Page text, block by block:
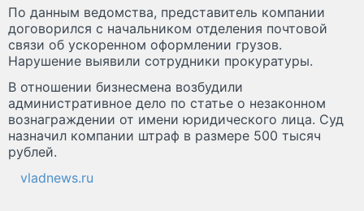
По данным ведомства, представитель компании
договорился с начальником отделения почтовой
связи об ускоренном оформлении грузов.
Нарушение выявили сотрудники прокуратуры.
В отношении бизнесмена возбудили
административное дело по статье о незаконном
вознаграждении от имени юридического лица. Суд
назначил компании штраф в размере 500 тысяч
рублей.
vladnews.ru